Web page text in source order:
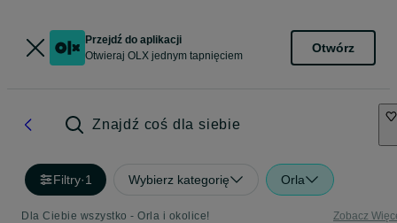
Przejdź do aplikacji
Otwieraj OLX jednym tapnięciem
Otwórz
Znajdź coś dla siebie
Filtry·1 Wybierz kategorię Orla
Dla Ciebie wszystko - Orla i okolice! Zobacz